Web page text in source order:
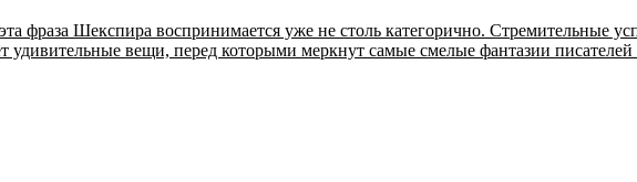
фраза Шекспира воспринимается уже не столь категорично. Стремительные
удивительные вещи, перед которыми меркнут самые смелые фантазии писателей